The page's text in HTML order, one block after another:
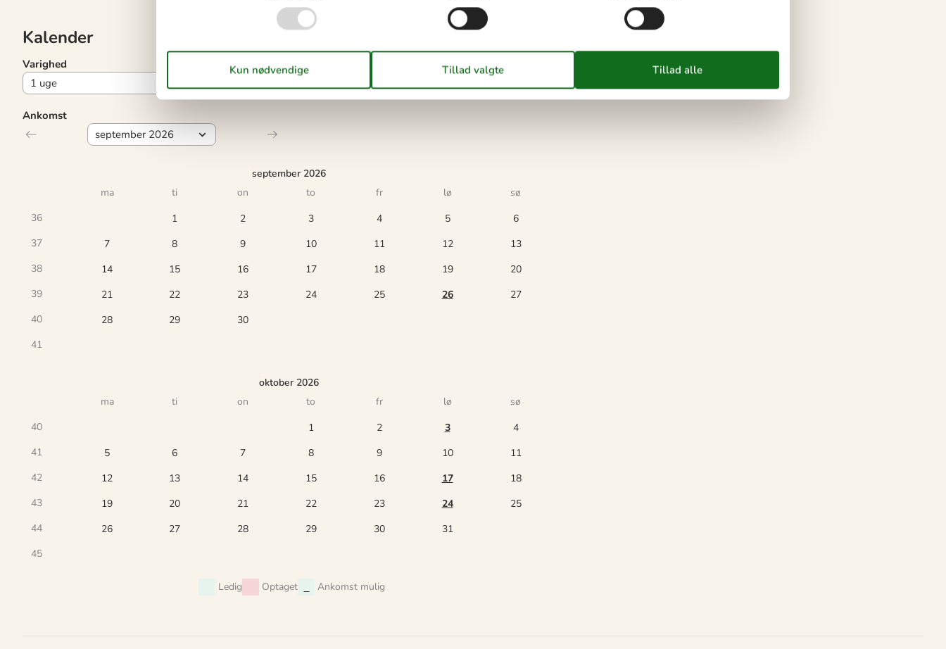
Kalender
Ankomst
september 2026
ma
ti on to fr lø
sø
36
1 2 3 4 5
6
37
7 8 9 10 11 12
13
38
14 15 16 17 18 19
20
39
21 22 23 24 25 26
27
40
28 29
30
41
oktober 2026
ma
ti on to fr lø
sø
40
1 2 3
4
41
5 6 7 8 9 10
11
42
12 13 14 15 16 17
18
43
19 20 21 22 23 24
25
44
26 27 28 29 30
31
45
Ledig Optaget Ankomst mulig
Varighed